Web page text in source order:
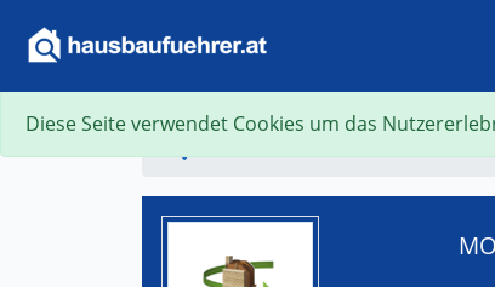
Diese Seite verwendet Cookies um das